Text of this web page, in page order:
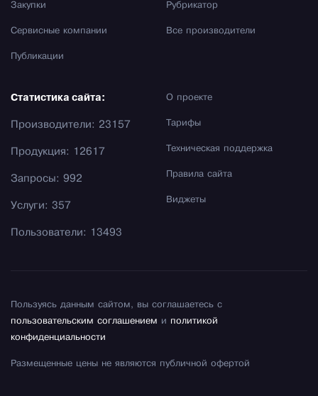
Закупки
Сервисные компании
Публикации
Рубрикатор
Все производители
О проекте
Тарифы
Техническая поддержка
Правила сайта
Виджеты
Статистика сайта:
Производители: 23157
Продукция: 12617
Запросы: 992
Услуги: 357
Пользователи: 13493
Пользуясь данным сайтом, вы соглашаетесь с
пользовательским соглашением и политикой
конфиденциальности
Размещенные цены не являются публичной офертой